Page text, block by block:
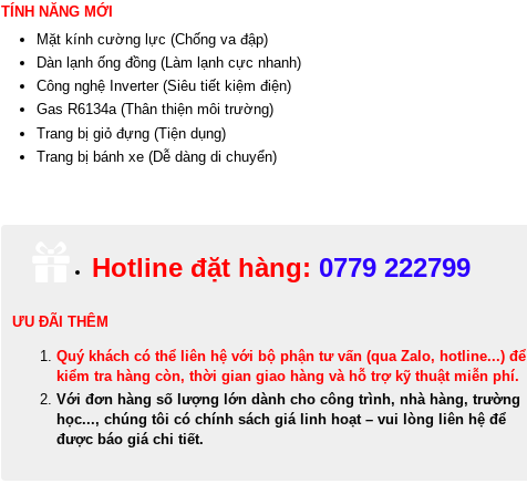
TÍNH NĂNG MỚI
Mặt kính cường lực (Chống va đập)
Dàn lạnh ống đồng (Làm lạnh cực nhanh)
Công nghệ Inverter (Siêu tiết kiệm điện)
Gas R6134a (Thân thiện môi trường)
Trang bị giỏ đựng (Tiện dụng)
Trang bị bánh xe (Dễ dàng di chuyển)
Hotline đặt hàng: 0779 222799
ƯU ĐÃI THÊM
Quý khách có thể liên hệ với bộ phận tư vấn (qua Zalo, hotline...) để
kiểm tra hàng còn, thời gian giao hàng và hỗ trợ kỹ thuật miễn phí.
Với đơn hàng số lượng lớn dành cho công trình, nhà hàng, trường
học..., chúng tôi có chính sách giá linh hoạt – vui lòng liên hệ để
được báo giá chi tiết.